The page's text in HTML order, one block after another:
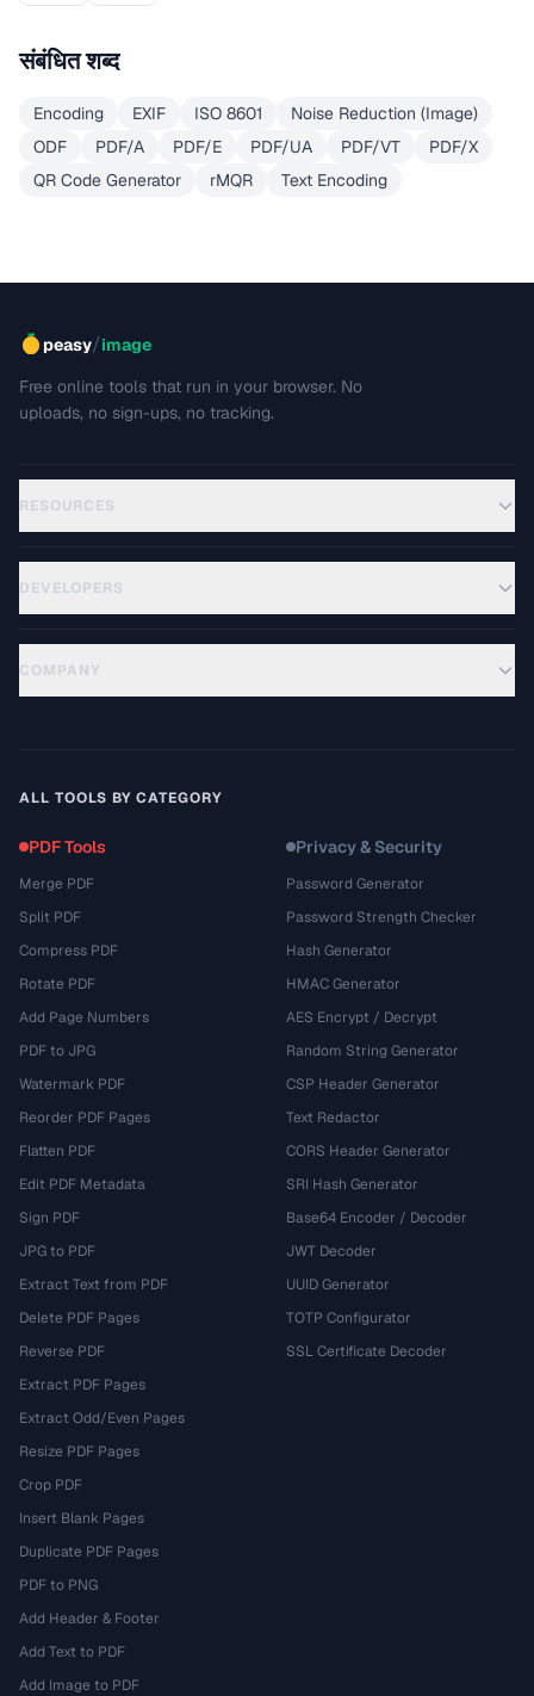
संबंधित शब्द
Encoding EXIF ISO 8601
Noise Reduction (Image)
ODF
PDF/A PDF/E PDF/UA PDF/VT
PDF/X
QR Code Generator
rMQR Text Encoding
peasy/image
Free online tools that run in your browser. No
uploads, no sign-ups, no tracking.
RESOURCES
DEVELOPERS
COMPANY
ALL TOOLS BY CATEGORY
PDF Tools
Merge PDF
Split PDF
Compress PDF
Rotate PDF
Add Page Numbers
PDF to JPG
Watermark PDF
Reorder PDF Pages
Flatten PDF
Edit PDF Metadata
Sign PDF
JPG to PDF
Extract Text from PDF
Delete PDF Pages
Reverse PDF
Extract PDF Pages
Extract Odd/Even Pages
Resize PDF Pages
Crop PDF
Insert Blank Pages
Duplicate PDF Pages
PDF to PNG
Add Header & Footer
Add Text to PDF
Add Image to PDF
Privacy & Security
Password Generator
Password Strength Checker
Hash Generator
HMAC Generator
AES Encrypt / Decrypt
Random String Generator
CSP Header Generator
Text Redactor
CORS Header Generator
SRI Hash Generator
Base64 Encoder / Decoder
JWT Decoder
UUID Generator
TOTP Configurator
SSL Certificate Decoder